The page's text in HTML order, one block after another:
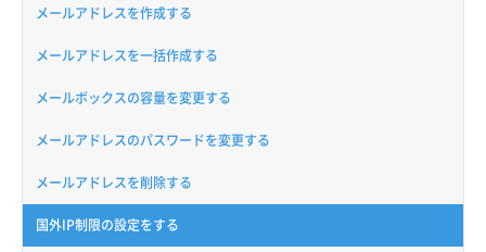
メールアドレスを作成する
メールアドレスを一括作成する
メールボックスの容量を変更する
メールアドレスのパスワードを変更する
メールアドレスを削除する
国外IP制限の設定をする